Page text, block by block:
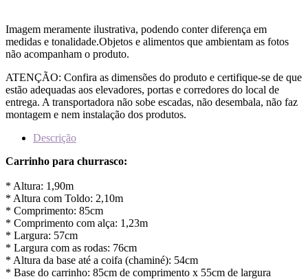
Imagem meramente ilustrativa, podendo conter diferença em
medidas e tonalidade.Objetos e alimentos que ambientam as fotos
não acompanham o produto.
ATENÇÃO: Confira as dimensões do produto e certifique-se de que
estão adequadas aos elevadores, portas e corredores do local de
entrega. A transportadora não sobe escadas, não desembala, não faz
montagem e nem instalação dos produtos.
Descrição
Carrinho para churrasco:
* Altura: 1,90m
* Altura com Toldo: 2,10m
* Comprimento: 85cm
* Comprimento com alça: 1,23m
* Largura: 57cm
* Largura com as rodas: 76cm
* Altura da base até a coifa (chaminé): 54cm
* Base do carrinho: 85cm de comprimento x 55cm de largura